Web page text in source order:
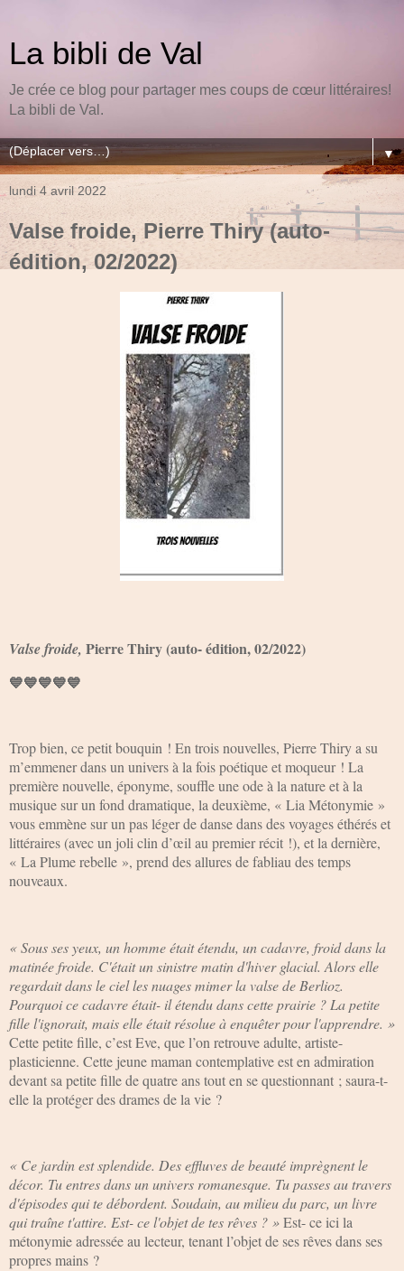
La bibli de Val
Je crée ce blog pour partager mes coups de cœur littéraires!
La bibli de Val.
▼
lundi 4 avril 2022
Valse froide, Pierre Thiry (auto-
édition, 02/2022)
Valse froide, Pierre Thiry (auto- édition, 02/2022)
💙💙💙💙💙
Trop bien, ce petit bouquin ! En trois nouvelles, Pierre Thiry a su
m’emmener dans un univers à la fois poétique et moqueur ! La
première nouvelle, éponyme, souffle une ode à la nature et à la
musique sur un fond dramatique, la deuxième, « Lia Métonymie »
vous emmène sur un pas léger de danse dans des voyages éthérés et
littéraires (avec un joli clin d’œil au premier récit !), et la dernière,
« La Plume rebelle », prend des allures de fabliau des temps
nouveaux.
« Sous ses yeux, un homme était étendu, un cadavre, froid dans la
matinée froide. C'était un sinistre matin d'hiver glacial. Alors elle
regardait dans le ciel les nuages mimer la valse de Berlioz.
Pourquoi ce cadavre était- il étendu dans cette prairie ? La petite
fille l'ignorait, mais elle était résolue à enquêter pour l'apprendre. »
Cette petite fille, c’est Eve, que l’on retrouve adulte, artiste-
plasticienne. Cette jeune maman contemplative est en admiration
devant sa petite fille de quatre ans tout en se questionnant ; saura-t-
elle la protéger des drames de la vie ?
« Ce jardin est splendide. Des effluves de beauté imprègnent le
décor. Tu entres dans un univers romanesque. Tu passes au travers
d'épisodes qui te débordent. Soudain, au milieu du parc, un livre
qui traîne t'attire. Est- ce l'objet de tes rêves ? »Est- ce ici la
métonymie adressée au lecteur, tenant l’objet de ses rêves dans ses
propres mains ?